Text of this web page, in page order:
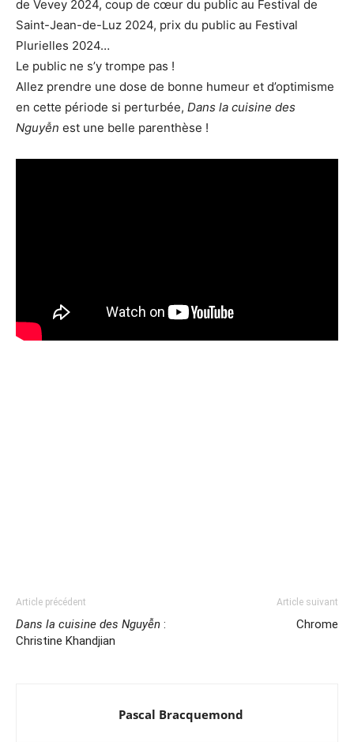
de Vevey 2024, coup de cœur du public au Festival de
Saint-Jean-de-Luz 2024, prix du public au Festival
Plurielles 2024…
Le public ne s’y trompe pas !
Allez prendre une dose de bonne humeur et d’optimisme
en cette période si perturbée, Dans la cuisine des
Nguyễn est une belle parenthèse !
Article précédent
Dans la cuisine des Nguyễn :
Christine Khandjian
Article suivant
Chrome
Pascal Bracquemond